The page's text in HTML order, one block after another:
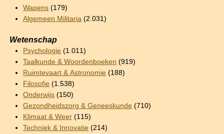
Wapens (179)
Algemeen Militaria (2.031)
Wetenschap
Psychologie (1.011)
Taalkunde & Woordenboeken (919)
Ruimtevaart & Astronomie (188)
Filosofie (1.538)
Onderwijs (150)
Gezondheidszorg & Geneeskunde (710)
Klimaat & Weer (115)
Techniek & Innovatie (214)